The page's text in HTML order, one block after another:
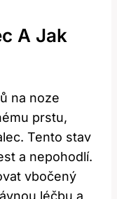
A Jak
na noze
prstu,
Tento stav
a nepohodlí.
vbočený
léčbu a